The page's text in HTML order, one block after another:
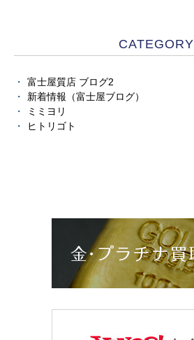
CATEGORY
富士屋質店 ブログ2
新着情報（富士屋ブログ）
ミミヨリ
ヒトリゴト